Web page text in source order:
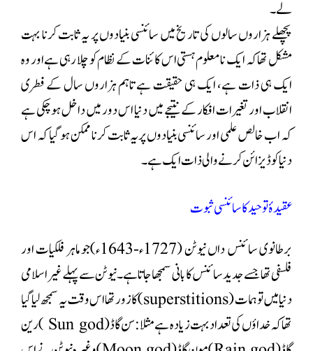
لے۔
پچھلے ہزاروں سالوں کی تاریخ میں سائنسی بنیادوں پر یہ ثابت کرنا بہت
مشکل تھا کہ ایک نامعلوم ہستی اس کائنات کے نظام کو چلا رہی ہے اور وہ
ایک ہی ذات ہے، ایک ہی حقیقت ہے تاہم ہزاروں سال کے فطری
انقلاب اور تغیرات افکار کے نتیجے میں دنیا اس دور میں داخل ہو چکی ہے
کہ اب خالص علمی اور سائنسی بنیادوں پر یہ ثابت کرنا ممکن ہو گیا کہ اس
دنیا کو ڈیزائن کرنے والی ذات ایک ہے۔
عقیدۂ توحید کا سائنسی ثبوت
برطانوی سائنس داں نیوٹن (1727ء-1643ء)جو ماہر فلکیات اور
فلسفی تھا جسے جدید سائنس کا بانی سمجھا جاتا ہے۔ نیوٹن سے پہلے غیر اسلامی
دنیا میں توہمات (superstitions) کازور تھا اس وقت یہ سمجھ لیا گیا
تھا کہ خداؤں کی تعداد بہت زیادہ ہے مثلا :سن گاڈ(Sun god ) رین